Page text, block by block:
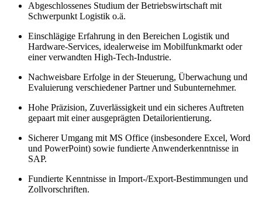
Abgeschlossenes Studium der Betriebswirtschaft mit
Schwerpunkt Logistik o.ä.
Einschlägige Erfahrung in den Bereichen Logistik und
Hardware-Services, idealerweise im Mobilfunkmarkt oder
einer verwandten High-Tech-Industrie.
Nachweisbare Erfolge in der Steuerung, Überwachung und
Evaluierung verschiedener Partner und Subunternehmer.
Hohe Präzision, Zuverlässigkeit und ein sicheres Auftreten
gepaart mit einer ausgeprägten Detailorientierung.
Sicherer Umgang mit MS Office (insbesondere Excel, Word
und PowerPoint) sowie fundierte Anwenderkenntnisse in
SAP.
Fundierte Kenntnisse in Import-/Export-Bestimmungen und
Zollvorschriften.